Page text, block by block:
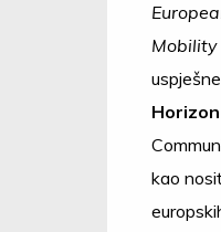
Mobility
kao